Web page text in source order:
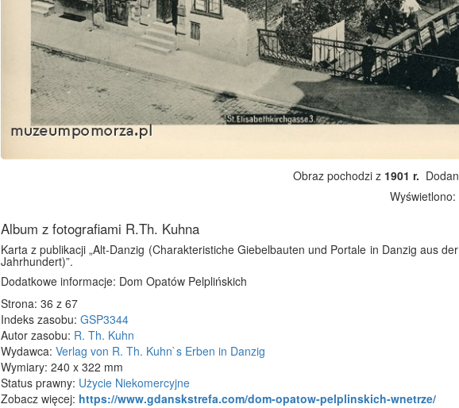
Obraz pochodzi z 1901 r.
Wyświetlono:
Album z fotografiami R.Th. Kuhna
Karta z publikacji „Alt-Danzig (Charakteristiche Giebelbauten und Portale in Danzig aus
Jahrhundert)”.
Dodatkowe informacje: Dom Opatów Pelplińskich
Strona: 36 z 67
Indeks zasobu: GSP3344
Autor zasobu: R. Th. Kuhn
Wydawca: Verlag von R. Th. Kuhn`s Erben in Danzig
Wymiary: 240 x 322 mm
Status prawny: Użycie Niekomercyjne
Zobacz więcej: https://www.gdanskstrefa.com/dom-opatow-pelplinskich-wnetrze/